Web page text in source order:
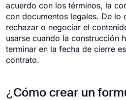
acuerdo con los términos, la
con documentos legales. De lo
rechazar o negociar el
usarse cuando la construcción
terminar en la fecha de cierre
contrato.
¿Cómo crear un